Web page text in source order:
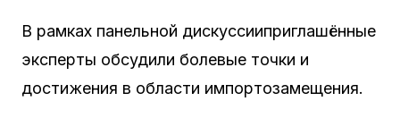
В рамках панельной дискуссииприглашённые
эксперты обсудили болевые точки и
достижения в области импортозамещения.